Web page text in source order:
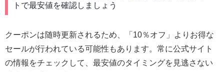
トで最安値を確認しましょう
クーポンは随時更新されるため、「10％オフ」よりお得な
セールが行われている可能性もあります。常に公式サイト
の情報をチェックして、最安値のタイミングを見逃さない